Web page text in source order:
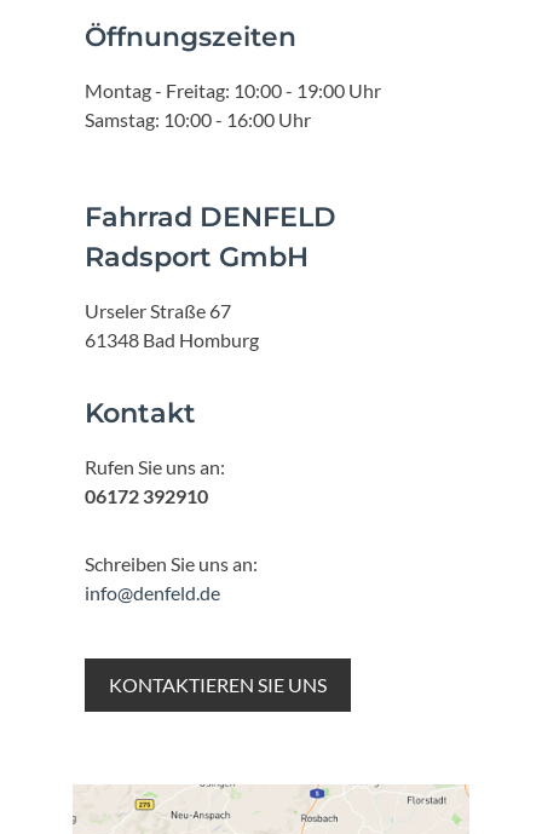
Öffnungszeiten
Montag - Freitag: 10:00 - 19:00 Uhr
Samstag: 10:00 - 16:00 Uhr
Fahrrad DENFELD
Radsport GmbH
Urseler Straße 67
61348 Bad Homburg
Kontakt
Rufen Sie uns an:
06172 392910
Schreiben Sie uns an:
info@denfeld.de
KONTAKTIEREN SIE UNS